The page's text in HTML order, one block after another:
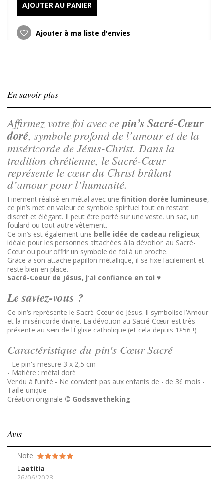
AJOUTER AU PANIER
Ajouter à ma liste d'envies
En savoir plus
Affirmez votre foi avec cepin’s Sacré-Cœur
doré, symbole profond de l’amour et de la
miséricorde de Jésus-Christ. Dans la
tradition chrétienne, le Sacré-Cœur
représente le cœur du Christ brûlant
d’amour pour l’humanité.
Finement réalisé en métal avec une finition dorée lumineuse,
ce pin’s met en valeur ce symbole spirituel tout en restant
discret et élégant. Il peut être porté sur une veste, un sac, un
foulard ou tout autre vêtement.
Ce pin’s est également une belle idée de cadeau religieux,
idéale pour les personnes attachées à la dévotion au Sacré-
Cœur ou pour offrir un symbole de foi à un proche.
Grâce à son attache papillon métallique, il se fixe facilement et
reste bien en place.
Sacré-Coeur de Jésus, j'ai confiance en toi ♥
Le saviez-vous ?
Ce pin’s représente le Sacré-Cœur de Jésus. Il symbolise l’Amour
et la miséricorde divine. La dévotion au Sacré Cœur est très
présente au sein de l’Église catholique (et cela depuis 1856 !).
Caractéristique du pin's Cœur Sacré
- Le pin's mesure 3 x 2,5 cm
- Matière : métal doré
Vendu à l'unité - Ne convient pas aux enfants de - de 36 mois -
Taille unique
Création originale © Godsavetheking
Avis
Note
Laetitia